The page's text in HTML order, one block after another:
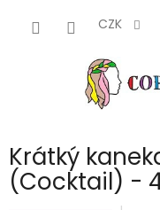
CZK
Krátký
(Cocktail) -